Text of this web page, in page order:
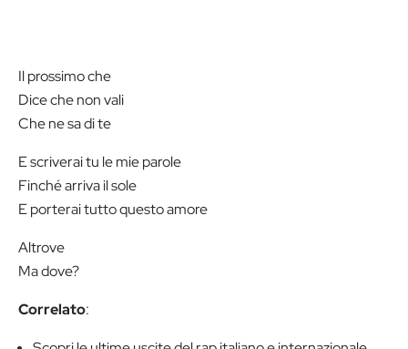
Il prossimo che
Dice che non vali
Che ne sa di te
E scriverai tu le mie parole
Finché arriva il sole
E porterai tutto questo amore
Altrove
Ma dove?
Correlato: